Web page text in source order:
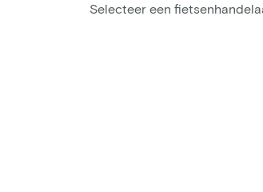
Selecteer een